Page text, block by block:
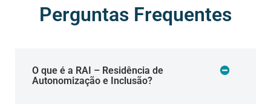
Perguntas Frequentes
O que é a RAI – Residência de
Autonomização e Inclusão?